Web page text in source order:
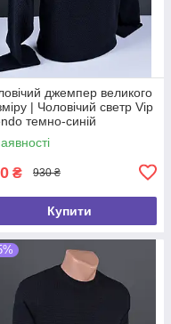
джемпер великого
| Чоловічий светр Vip
темно-синій
9112 Б
₴ 930 ₴
Купити